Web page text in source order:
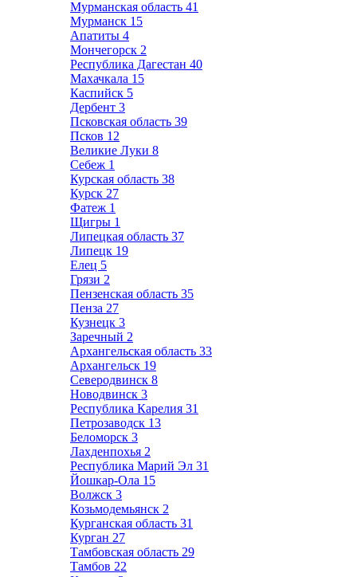
Мурманская область 41
Мурманск 15
Апатиты 4
Мончегорск 2
Республика Дагестан 40
Махачкала 15
Каспийск 5
Дербент 3
Псковская область 39
Псков 12
Великие Луки 8
Себеж 1
Курская область 38
Курск 27
Фатеж 1
Щигры 1
Липецкая область 37
Липецк 19
Елец 5
Грязи 2
Пензенская область 35
Пенза 27
Кузнецк 3
Заречный 2
Архангельская область 33
Архангельск 19
Северодвинск 8
Новодвинск 3
Республика Карелия 31
Петрозаводск 13
Беломорск 3
Лахденпохья 2
Республика Марий Эл 31
Йошкар-Ола 15
Волжск 3
Козьмодемьянск 2
Курганская область 31
Курган 27
Тамбовская область 29
Тамбов 22